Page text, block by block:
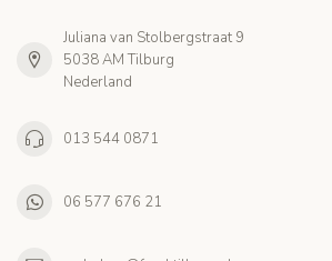
Juliana van Stolbergstraat 9
5038 AM Tilburg
Nederland
013 544 0871
06 577 676 21